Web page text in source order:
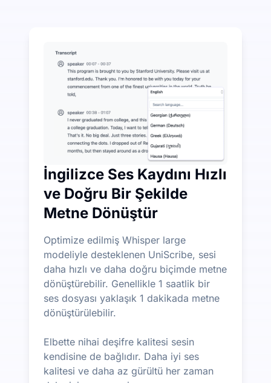
UniScribe, her ay 120 dakika ücretsiz deşifre
Sesten metne dönüştürmenin ötesinde daha fazla
Ses ve video dosyalarından otomatik olarak
İngilizce Ses Kaydını Hızlı
ve Doğru Bir Şekilde
Metne Dönüştür
Optimize edilmiş Whisper large
modeliyle desteklenen UniScribe, sesi
daha hızlı ve daha doğru biçimde metne
dönüştürebilir. Genellikle 1 saatlik bir
ses dosyası yaklaşık 1 dakikada metne
dönüştürülebilir.
Elbette nihai deşifre kalitesi sesin
kendisine de bağlıdır. Daha iyi ses
kalitesi ve daha az gürültü her zaman